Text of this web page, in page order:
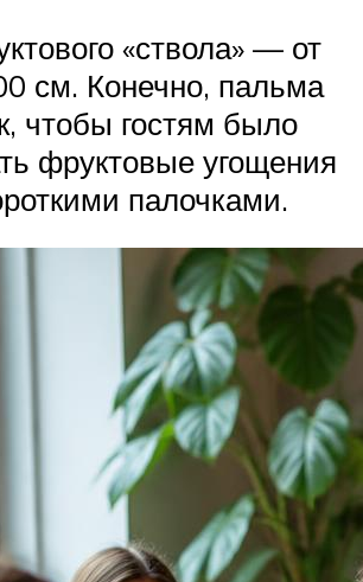
«ствола» — от
см. Конечно, пальма
чтобы гостям было
фруктовые угощения
палочками.